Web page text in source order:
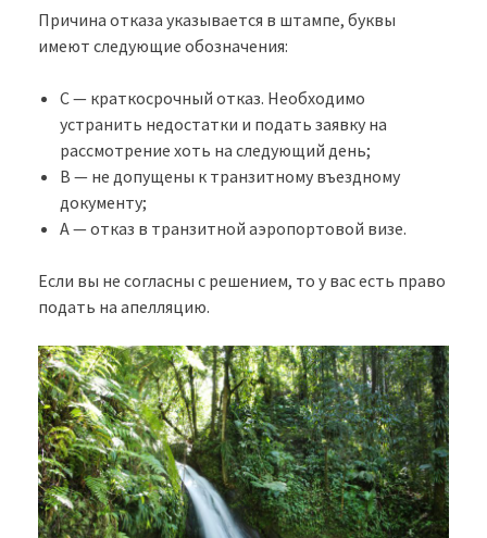
Причина отказа указывается в штампе, буквы
имеют следующие обозначения:
С — краткосрочный отказ. Необходимо
устранить недостатки и подать заявку на
рассмотрение хоть на следующий день;
В — не допущены к транзитному въездному
документу;
А — отказ в транзитной аэропортовой визе.
Если вы не согласны с решением, то у вас есть право
подать на апелляцию.